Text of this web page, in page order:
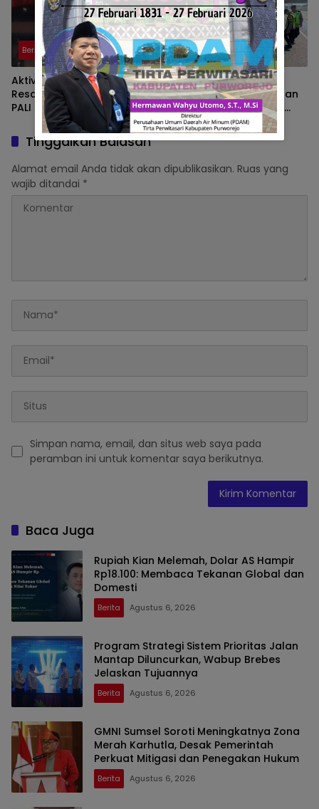
Berita
Aktivitas Hauling PT BSE
Resahkan Warga, Aktivis
PALI Siapkan Aksi
Demonstrasi di Kantor
Gubernur
Berita
Waspadai Kecelakaan
Akibat Asap Pembakaran
Pinggir Tol, Pengemudii
Diminta Lakukan Tips ini
Tinggalkan Balasan
Alamat email Anda tidak akan dipublikasikan. Ruas yang
wajib ditandai *
Simpan nama, email, dan situs web saya pada
peramban ini untuk komentar saya berikutnya.
Baca Juga
Rupiah Kian Melemah, Dolar AS Hampir
Rp18.100: Membaca Tekanan Global dan
Domesti
Berita Agustus 6, 2026
Program Strategi Sistem Prioritas Jalan
Mantap Diluncurkan, Wabup Brebes
Jelaskan Tujuannya
Berita Agustus 6, 2026
GMNI Sumsel Soroti Meningkatnya Zona
Merah Karhutla, Desak Pemerintah
Perkuat Mitigasi dan Penegakan Hukum
Berita Agustus 6, 2026